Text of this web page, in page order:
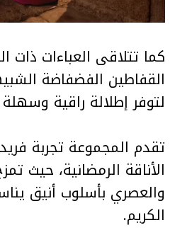
كما تتلاقى العباءات ذات
القفاطين الفضفاضة
لتوفر إطلالة راقية
تقدم المجموعة تجربة
الأناقة الرمضانية، حيث
والعصري بأسلوب أنيق
الكريم.